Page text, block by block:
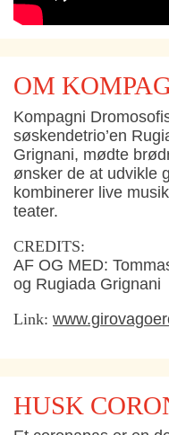
OM
Kompagni
søskendetrio’en
Grignani, mødte
ønsker de at udvikle
kombinerer live
teater.
CREDITS:
AF OG MED:
og Rugiada Grignani
Link:
HUSK